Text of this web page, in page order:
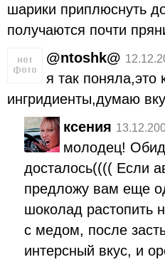
шарики приплюснуть
получаются почти
@ntoshk@
я так поняла,это
ингридиенты,думаю
ксения
молодец!
досталось(((( Если
предложу вам еще
шоколад растопить
с медом, после
интерсный вкус, и